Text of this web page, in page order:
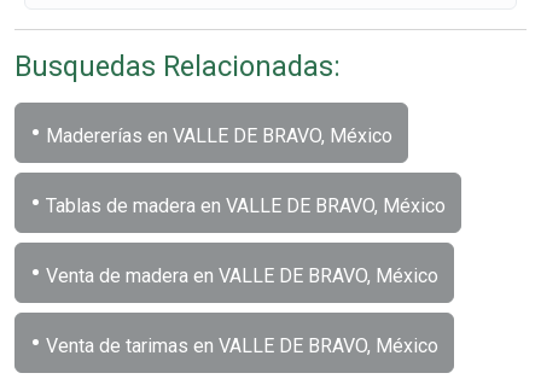
Busquedas Relacionadas:
• Madererías en VALLE DE BRAVO, México
• Tablas de madera en VALLE DE BRAVO, México
• Venta de madera en VALLE DE BRAVO, México
• Venta de tarimas en VALLE DE BRAVO, México